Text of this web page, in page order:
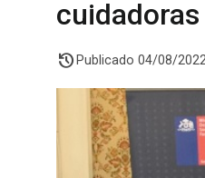
cuidadoras
history Publicado 04/08/